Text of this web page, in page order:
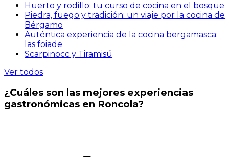
Huerto y rodillo: tu curso de cocina en el bosque
Piedra, fuego y tradición: un viaje por la cocina de
Bérgamo
Auténtica experiencia de la cocina bergamasca:
las foiade
Scarpinocc y Tiramisú
Ver todos
¿Cuáles son las mejores experiencias
gastronómicas en Roncola?